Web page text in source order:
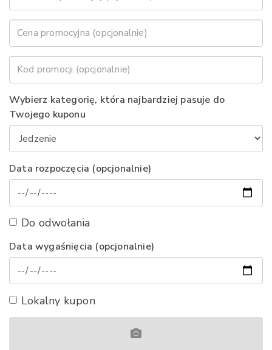
Wybierz kategorię, która najbardziej pasuje do
Twojego kuponu
Data rozpoczęcia (opcjonalnie)
Do odwołania
Data wygaśnięcia (opcjonalnie)
Lokalny kupon